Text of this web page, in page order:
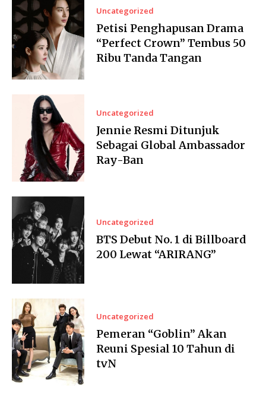
Uncategorized
Petisi Penghapusan Drama
“Perfect Crown” Tembus 50
Ribu Tanda Tangan
Uncategorized
Jennie Resmi Ditunjuk
Sebagai Global Ambassador
Ray-Ban
Uncategorized
BTS Debut No. 1 di Billboard
200 Lewat “ARIRANG”
Uncategorized
Pemeran “Goblin” Akan
Reuni Spesial 10 Tahun di
tvN